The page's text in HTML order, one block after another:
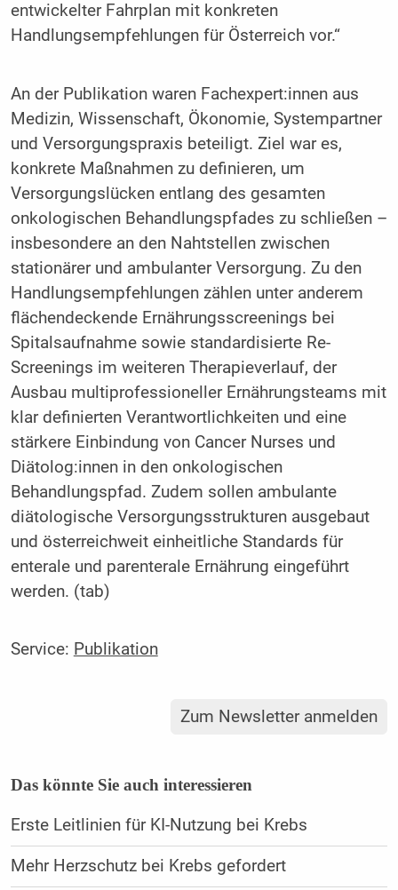
entwickelter Fahrplan mit konkreten
Handlungsempfehlungen für Österreich vor.“
An der Publikation waren Fachexpert:innen aus
Medizin, Wissenschaft, Ökonomie, Systempartner
und Versorgungspraxis beteiligt. Ziel war es,
konkrete Maßnahmen zu definieren, um
Versorgungslücken entlang des gesamten
onkologischen Behandlungspfades zu schließen –
insbesondere an den Nahtstellen zwischen
stationärer und ambulanter Versorgung. Zu den
Handlungsempfehlungen zählen unter anderem
flächendeckende Ernährungsscreenings bei
Spitalsaufnahme sowie standardisierte Re-
Screenings im weiteren Therapieverlauf, der
Ausbau multiprofessioneller Ernährungsteams mit
klar definierten Verantwortlichkeiten und eine
stärkere Einbindung von Cancer Nurses und
Diätolog:innen in den onkologischen
Behandlungspfad. Zudem sollen ambulante
diätologische Versorgungsstrukturen ausgebaut
und österreichweit einheitliche Standards für
enterale und parenterale Ernährung eingeführt
werden. (tab)
Service: Publikation
Zum Newsletter anmelden
Das könnte Sie auch interessieren
Erste Leitlinien für KI-Nutzung bei Krebs
Mehr Herzschutz bei Krebs gefordert